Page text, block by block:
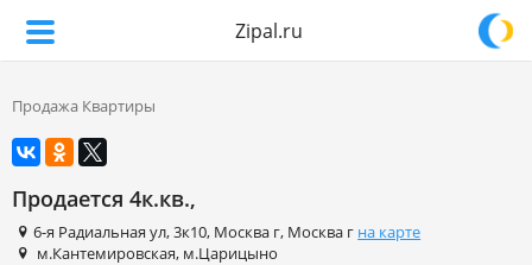
Zipal.ru
Продажа Квартиры
Продается 4к.кв.,
6-я Радиальная ул,3к10, Москва г, Москва г на карте
м.Кантемировская, м.Царицыно